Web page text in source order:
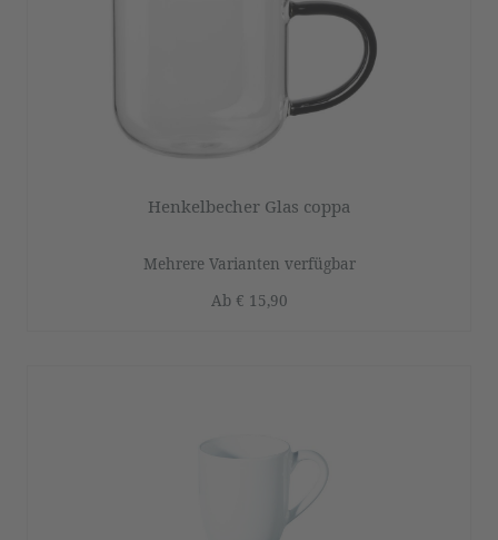
Henkelbecher Glas coppa
Mehrere Varianten verfügbar
Ab € 15,90